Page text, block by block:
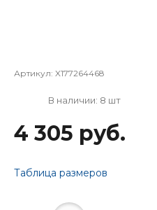
Артикул: X177264468
В наличии: 8 шт
4 305 руб.
Таблица размеров